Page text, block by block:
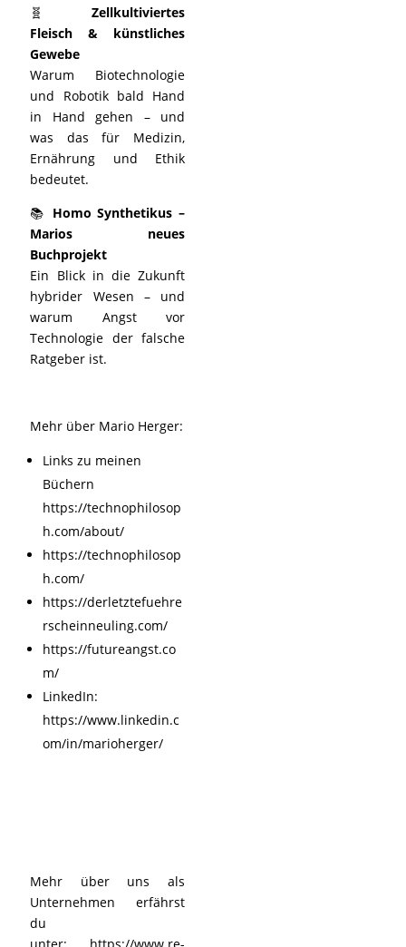
🧬 Zellkultiviertes
Fleisch & künstliches
Gewebe
Warum Biotechnologie
und Robotik bald Hand
in Hand gehen – und
was das für Medizin,
Ernährung und Ethik
bedeutet.
📚 Homo Synthetikus –
Marios neues
Buchprojekt
Ein Blick in die Zukunft
hybrider Wesen – und
warum Angst vor
Technologie der falsche
Ratgeber ist.
Mehr über Mario Herger:
Links zu meinen
Büchern
https://technophilosop
h.com/about/
https://technophilosop
h.com/
https://derletztefuehre
rscheinneuling.com/
https://futureangst.co
m/
LinkedIn:
https://www.linkedin.c
om/in/marioherger/
Mehr über uns als
Unternehmen erfährst
du